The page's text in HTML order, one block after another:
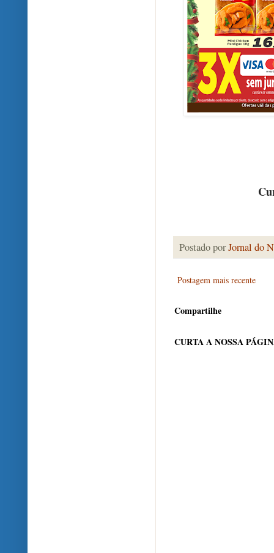
Postado porJornal do
Postagem mais recente
Compartilhe
CURTA A NOSSA